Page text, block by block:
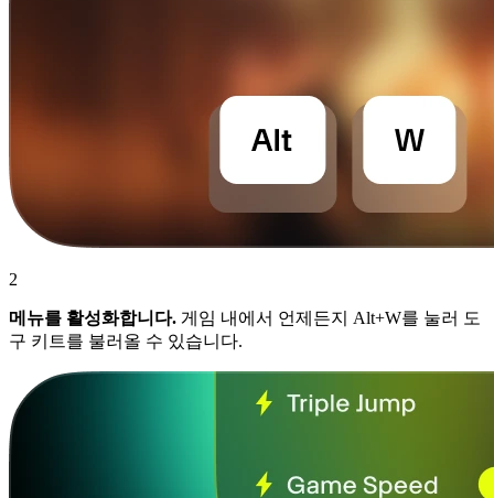
2
메뉴를 활성화합니다. 게임 내에서 언제든지 Alt+W를 눌러 도
구 키트를 불러올 수 있습니다.